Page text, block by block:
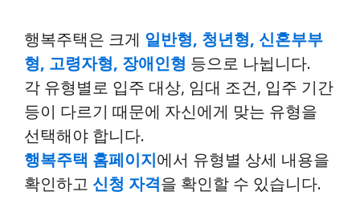
행복주택은 크게 일반형, 청년형, 신혼부부
형, 고령자형, 장애인형 등으로 나뉩니다.
각 유형별로 입주 대상, 임대 조건, 입주 기간
등이 다르기 때문에 자신에게 맞는 유형을
선택해야 합니다.
행복주택 홈페이지에서 유형별 상세 내용을
확인하고 신청 자격을 확인할 수 있습니다.